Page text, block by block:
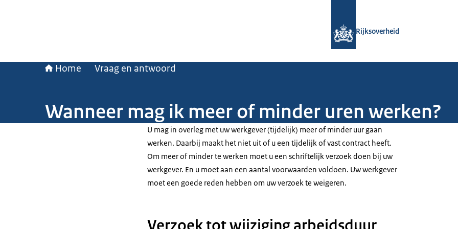
Rijksoverheid
Home Vraag en antwoord
Wanneer mag ik meer of minder uren werken?
U mag in overleg met uw werkgever (tijdelijk) meer of minder uur gaan
werken. Daarbij maakt het niet uit of u een tijdelijk of vast contract heeft.
Om meer of minder te werken moet u een schriftelijk verzoek doen bij uw
werkgever. En u moet aan een aantal voorwaarden voldoen. Uw werkgever
moet een goede reden hebben om uw verzoek te weigeren.